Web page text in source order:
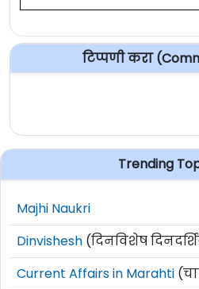
टिप्पणी करा
Trending
Majhi Naukri
Dinvishesh (दिनविशेष
Current Affairs in Marahti